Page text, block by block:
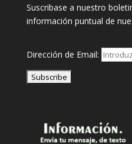
Suscribase a nuestro
información puntual de
Dirección de Email: